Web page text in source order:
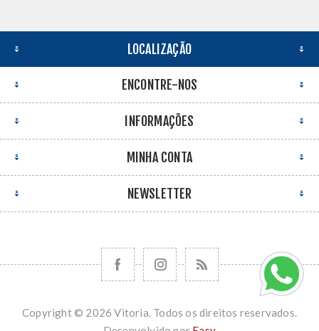
LOCALIZAÇÃO
ENCONTRE-NOS
INFORMAÇÕES
MINHA CONTA
NEWSLETTER
Copyright © 2026 Vitoria. Todos os direitos reservados.